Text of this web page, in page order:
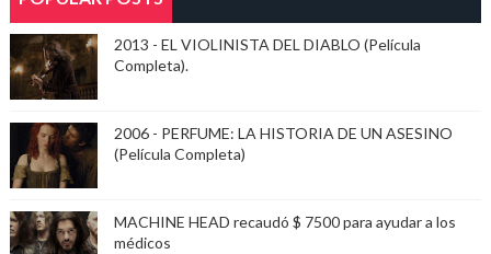
2013 - EL VIOLINISTA DEL DIABLO (Película
Completa).
2006 - PERFUME: LA HISTORIA DE UN ASESINO
(Película Completa)
MACHINE HEAD recaudó $ 7500 para ayudar a los
médicos